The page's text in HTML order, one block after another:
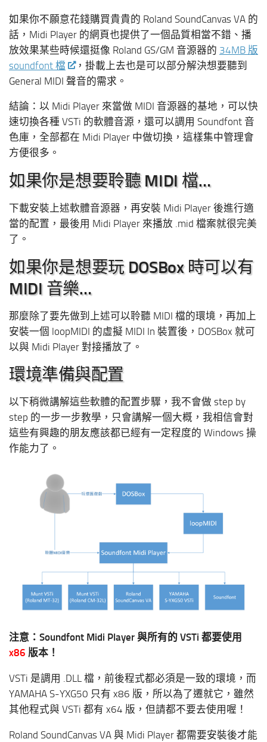
如果你不願意花錢購買貴貴的 Roland SoundCanvas VA 的
話，Midi Player 的網頁也提供了一個品質相當不錯、播
放效果某些時候還挺像 Roland GS/GM 音源器的 34MB 版
soundfont 檔
，掛載上去也是可以部分解決想要聽到
General MIDI 聲音的需求。
結論：以 Midi Player 來當做 MIDI 音源器的基地，可以快
速切換各種 VSTi 的軟體音源，還可以調用 Soundfont 音
色庫，全部都在 Midi Player 中做切換，這樣集中管理會
方便很多。
如果你是想要聆聽 MIDI 檔…
下載安裝上述軟體音源器，再安裝 Midi Player 後進行適
當的配置，最後用 Midi Player 來播放 .mid 檔案就很完美
了。
如果你是想要玩 DOSBox 時可以有
MIDI 音樂…
那麼除了要先做到上述可以聆聽 MIDI 檔的環境，再加上
安裝一個 loopMIDI 的虛擬 MIDI In 裝置後，DOSBox 就可
以與 Midi Player 對接播放了。
環境準備與配置
以下稍微講解這些軟體的配置步驟，我不會做 step by
step 的一步一步教學，只會講解一個大概，我相信會對
這些有興趣的朋友應該都已經有一定程度的 Windows 操
作能力了。
注意：Soundfont Midi Player 與所有的 VSTi 都要使用
x86 版本！
VSTi 是調用 .DLL 檔，前後程式都必須是一致的環境，而
YAMAHA S-YXG50 只有 x86 版，所以為了遷就它，雖然
其他程式與 VSTi 都有 x64 版，但請都不要去使用喔！
Roland SoundCanvas VA 與 Midi Player 都需要安裝後才能